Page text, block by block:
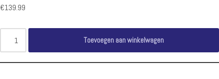
€139.99
Toevoegen aan winkelwagen